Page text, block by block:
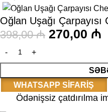
-32%
Oğlan Uşağı
398,00₼ 270,00 ₼
WHATSAPP SIFARIŞ
Ödənişsiz çatdırılma